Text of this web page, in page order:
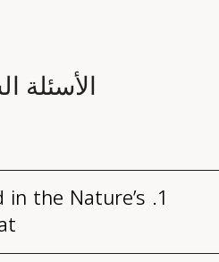
الأسئلة
in the Nature’s